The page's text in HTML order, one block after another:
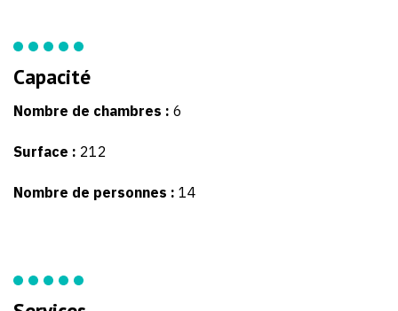
Capacité
Nombre de chambres : 6
Surface : 212
Nombre de personnes : 14